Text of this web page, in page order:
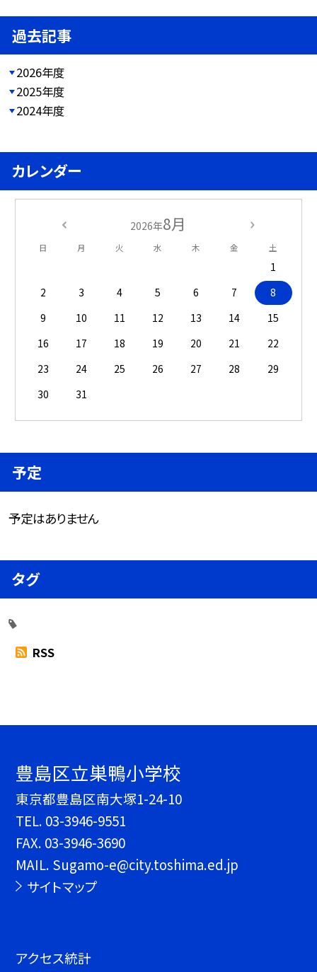
過去記事
2026年度
2025年度
2024年度
カレンダー
2026年8月
日 月 火 水 木 金 土
1
2
3 4 5 6 7
8
9
10 11 12 13 14
15
16
17 18 19 20 21
22
23
24 25 26 27 28
29
30
31
予定
予定はありません
タグ
RSS
豊島区立巣鴨小学校
東京都豊島区南大塚1-24-10
TEL. 03-3946-9551
FAX. 03-3946-3690
MAIL. Sugamo-e@city.toshima.ed.jp
サイトマップ
アクセス統計